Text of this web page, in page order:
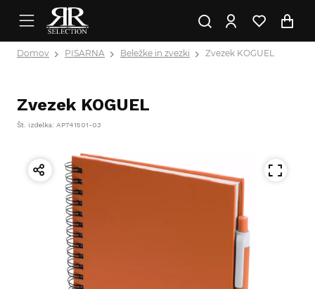
Domov PISARNA Beležke in zvezki Zvezek KOGUEL
Zvezek KOGUEL
Št. izdelka: AP741501-03